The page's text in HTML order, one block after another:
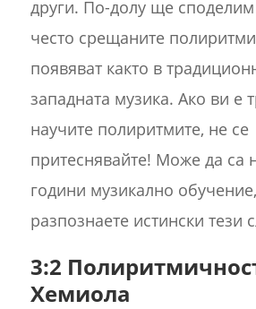
други. По-долу ще
често срещаните
появяват както в
западната музика. Ако ви е
научите полиритмите, не се
притеснявайте! Може да са
години музикално
разпознаете истински тези
3:2
Хемиола